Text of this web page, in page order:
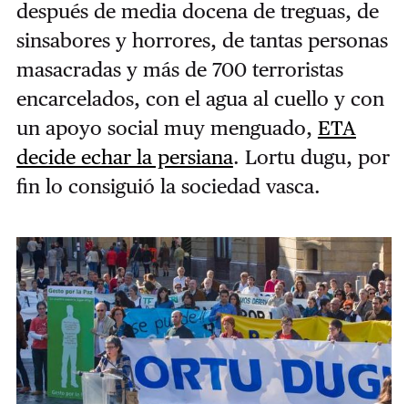
después de media docena de treguas, de
sinsabores y horrores, de tantas personas
masacradas y más de 700 terroristas
encarcelados, con el agua al cuello y con
un apoyo social muy menguado, ETA
decide echar la persiana. Lortu dugu, por
fin lo consiguió la sociedad vasca.